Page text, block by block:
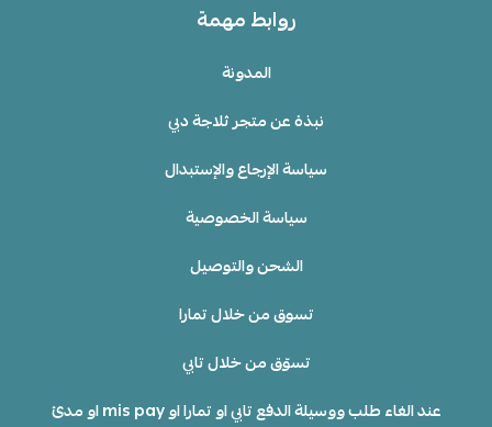
روابط مهمة
المدونة
نبذة عن متجر ثلاجة دبي
سياسة الإرجاع والإستبدال
سياسة الخصوصية
الشحن والتوصيل
تسوق من خلال تمارا
تسوّق من خلال تابي
عند الغاء طلب ووسيلة الدفع تابي او تمارا او mis pay او مدئ